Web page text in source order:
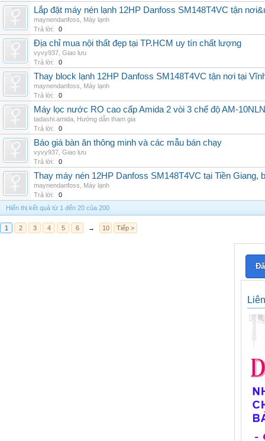
Lắp đặt máy nén lạnh 12HP Danfoss SM148T4VC tận
maynendanfoss
Máy lạnh
Trả lời:
0
Địa chỉ mua nội thất đẹp tại TP.HCM uy tín chất lượng
vyvy937 Giao lưu
Trả lời:
0
Thay block lạnh 12HP Danfoss SM148T4VC tận nơi tại
maynendanfoss
Máy lạnh
Trả lời:
0
Máy lọc nước RO cao cấp Amida 2 vòi 3 chế độ AM-
tadashi.amida Hướng dẫn tham gia
Trả lời:
0
Báo giá bàn ăn thông minh và các mẫu bán chạy
vyvy937 Giao lưu
Trả lời:
0
Thay máy nén 12HP Danfoss SM148T4VC tại Tiền Giang,
maynendanfoss
Máy lạnh
Trả lời:
0
Hiển thị kết quả từ 1 đến 20 của 200
1 2 3 4 5 6 → 10 Tiếp >